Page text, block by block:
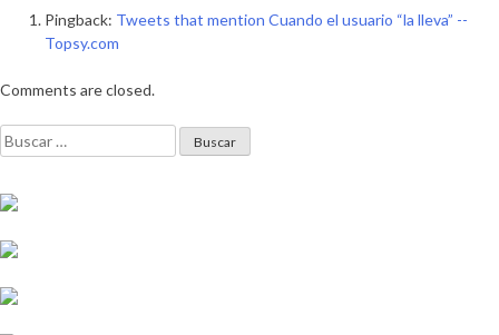
Pingback: Tweets that mention Cuando el usuario “la lleva” --
Topsy.com
Comments are closed.
Buscar: